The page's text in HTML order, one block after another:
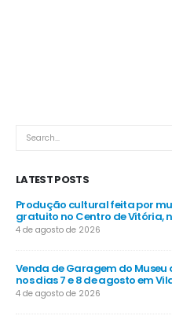
LATEST POSTS
Produção cultural feita por
gratuito no Centro de Vitória,
4 de agosto de 2026
Venda de Garagem do
nos dias 7 e 8 de agosto em
4 de agosto de 2026